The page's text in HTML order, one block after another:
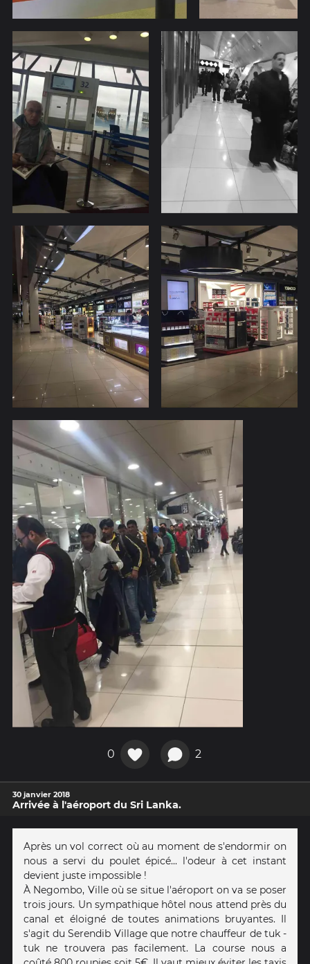
0 2
30 janvier 2018
Arrivée à l'aéroport du Sri Lanka.
Après un vol correct où au moment de s'endormir on
nous a servi du poulet épicé... l'odeur à cet instant
devient juste impossible !
À Negombo, Ville où se situe l'aéroport on va se poser
trois jours. Un sympathique hôtel nous attend près du
canal et éloigné de toutes animations bruyantes. Il
s'agit du Serendib Village que notre chauffeur de tuk -
tuk ne trouvera pas facilement. La course nous a